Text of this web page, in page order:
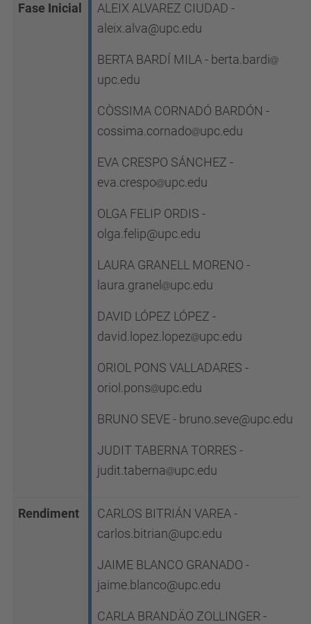
Fase Inicial
ALEIX ALVAREZ CIUDAD -
aleix.alva@upc.edu
BERTA BARDÍ MILA - berta.bardi
upc.edu
CÒSSIMA CORNADÓ BARDÓN -
cossima.cornado
upc.edu
EVA CRESPO SÁNCHEZ -
eva.crespo
upc.edu
OLGA FELIP ORDIS -
olga.felip@upc.edu
LAURA GRANELL MORENO -
laura.granel
upc.edu
DAVID LÓPEZ LÓPEZ -
david.lopez.lopez
upc.edu
ORIOL PONS VALLADARES -
oriol.pons
upc.edu
BRUNO SEVE - bruno.seve@upc.edu
JUDIT TABERNA TORRES -
judit.taberna
upc.edu
Rendiment
CARLOS BITRIÁN VAREA -
carlos.bitrian@upc.edu
JAIME BLANCO GRANADO -
jaime.blanco@upc.edu
CARLA BRANDÄO ZOLLINGER -